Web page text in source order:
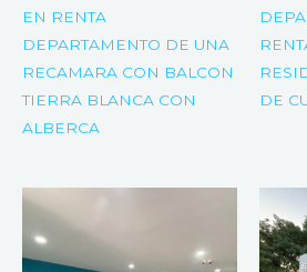
EN RENTA
DEPARTAMENTO DE UNA
RECAMARA CON BALCON
TIERRA BLANCA CON
ALBERCA
DE